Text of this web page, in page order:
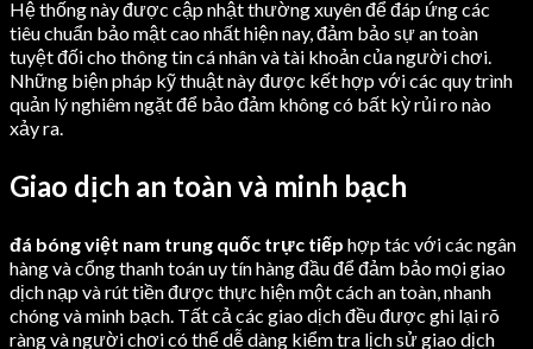
Hệ thống này được cập nhật thường xuyên để đáp ứng các
tiêu chuẩn bảo mật cao nhất hiện nay, đảm bảo sự an toàn
tuyệt đối cho thông tin cá nhân và tài khoản của người chơi.
Những biện pháp kỹ thuật này được kết hợp với các quy trình
quản lý nghiêm ngặt để bảo đảm không có bất kỳ rủi ro nào
xảy ra.
Giao dịch an toàn và minh bạch
đá bóng việt nam trung quốc trực tiếp hợp tác với các ngân
hàng và cổng thanh toán uy tín hàng đầu để đảm bảo mọi giao
dịch nạp và rút tiền được thực hiện một cách an toàn, nhanh
chóng và minh bạch. Tất cả các giao dịch đều được ghi lại rõ
ràng và người chơi có thể dễ dàng kiểm tra lịch sử giao dịch